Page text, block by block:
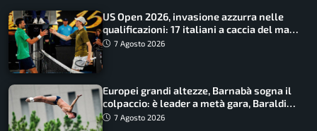
US Open 2026, invasione azzurra nelle
qualificazioni: 17 italiani a caccia del main
draw7 Agosto 2026
Europei grandi altezze, Barnabà sogna il
colpaccio: è leader a metà gara, Baraldi
ancora in corsa
7 Agosto 2026